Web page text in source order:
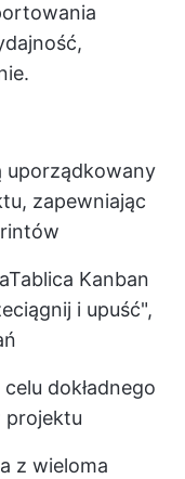
uporządkowany
zapewniając
Tablica Kanban
i upuść",
dokładnego
projektu
z wieloma